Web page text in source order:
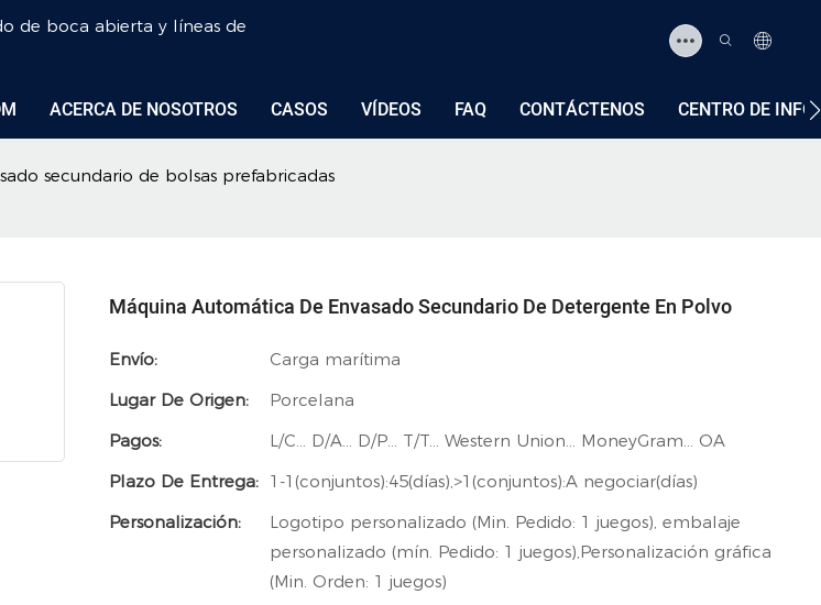
de boca abierta y líneas de
ACERCA DE NOSOTROS CASOS VÍDEOS FAQ CONTÁCTENOS CENTRO DE
secundario de bolsas prefabricadas
Máquina Automática De Envasado Secundario De Detergente En Polvo
Envío:
Carga marítima
Lugar De Origen:
Porcelana
Pagos:
L/C... D/A... D/P... T/T... Western Union... MoneyGram... OA
Plazo De Entrega: 1-1(conjuntos):45(días),>1(conjuntos):A negociar(días)
Personalización:
Logotipo personalizado (Min. Pedido: 1 juegos), embalaje
personalizado (mín. Pedido: 1 juegos),Personalización gráfica
(Min. Orden: 1 juegos)